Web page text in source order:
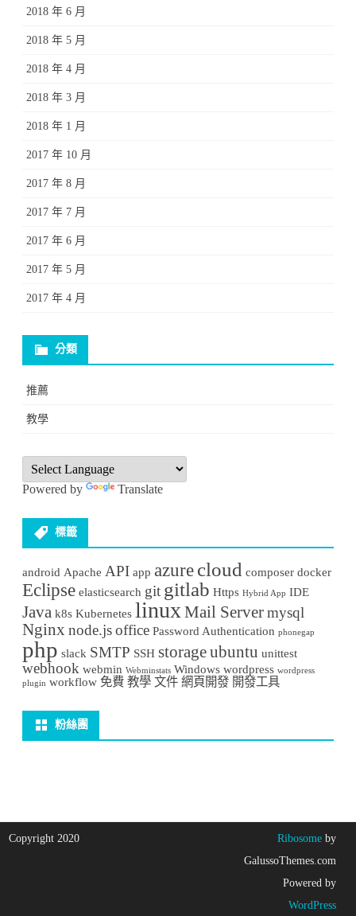
2018 年 6 月
2018 年 5 月
2018 年 4 月
2018 年 3 月
2018 年 1 月
2017 年 10 月
2017 年 8 月
2017 年 7 月
2017 年 6 月
2017 年 5 月
2017 年 4 月
分類
推薦
教學
Powered by Translate
標籤
android Apache API app azurecloud composer docker
Eclipse elasticsearch git gitlab Https Hybrid App IDE
Java k8s Kubernetes linux Mail Servermysql
Nginx node.jsoffice Password Authentication phonegap
php slack SMTP SSH storageubuntu unittest
webhook webmin Webminstats Windows wordpress wordpress
plugin workflow 免費 教學 文件 網頁開發 開發工具
粉絲團
Copyright 2020 Ribosomeby
GalussoThemes.com
Powered by
WordPress